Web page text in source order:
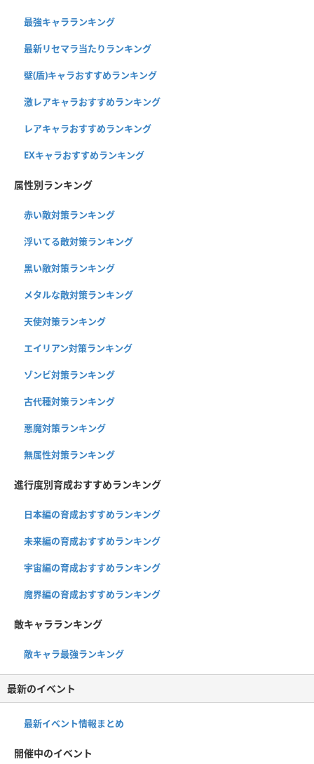
最強キャラランキング
最新リセマラ当たりランキング
壁(盾)キャラおすすめランキング
激レアキャラおすすめランキング
レアキャラおすすめランキング
EXキャラおすすめランキング
属性別ランキング
赤い敵対策ランキング
浮いてる敵対策ランキング
黒い敵対策ランキング
メタルな敵対策ランキング
天使対策ランキング
エイリアン対策ランキング
ゾンビ対策ランキング
古代種対策ランキング
悪魔対策ランキング
無属性対策ランキング
進行度別育成おすすめランキング
日本編の育成おすすめランキング
未来編の育成おすすめランキング
宇宙編の育成おすすめランキング
魔界編の育成おすすめランキング
敵キャラランキング
敵キャラ最強ランキング
最新のイベント
最新イベント情報まとめ
開催中のイベント